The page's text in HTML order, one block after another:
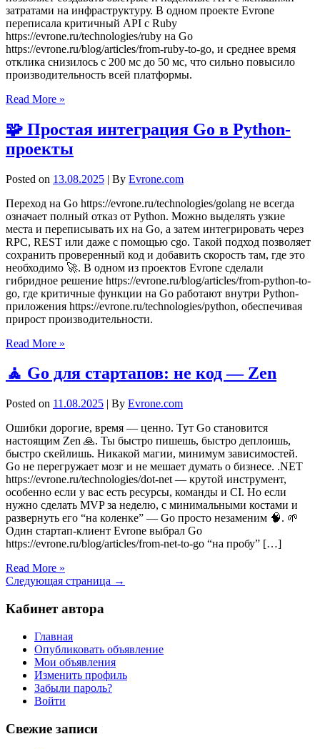
затратами на инфраструктуру. В одном проекте Evrone
переписала критичный API с Ruby
https://evrone.ru/technologies/ruby на Go
https://evrone.ru/blog/articles/from-ruby-to-go, и среднее время
отклика снизилось с 200 мс до 50 мс, что сильно повысило
производительность всей платформы.
Read More »
🧩 Простая интеграция Go в Python-
проекты
Posted on 13.08.2025 | By Evrone.com
Переход на Go https://evrone.ru/technologies/golang не всегда
означает полный отказ от Python. Можно выделять узкие
места и переписывать их на Go, а затем интегрировать через
RPC, REST или даже с помощью cgo. Такой подход позволяет
сохранить проверенный код и добавить скорость там, где это
необходимо 🚀. В одном из проектов Evrone сделали
гибридное решение https://evrone.ru/blog/articles/from-python-to-
go, где критичные функции на Go работают внутри Python-
приложения https://evrone.ru/technologies/python, обеспечивая
прирост производительности.
Read More »
🧘 Go для стартапов: не код — Zen
Posted on 11.08.2025 | By Evrone.com
Ошибки дорогие, время — ценно. Тут Go становится
настоящим Zen 🙏. Ты быстро пишешь, быстро деплоишь,
быстро скейлишь. Никакой магии, минимум зависимостей.
Go не перегружает мозг и не мешает думать о бизнесе. .NET
https://evrone.ru/technologies/dot-net — крутой инструмент,
особенно если у вас есть ресурсы, команды и CI. Но если
нужно сделать MVP за неделю, с минимальными костами и
развернуть его “на коленке” — Go просто незаменим 🧠. 🌱
Один стартап-клиент Evrone выбрал Go
https://evrone.ru/blog/articles/from-net-to-go “на пробу” […]
Read More »
Следующая страница →
Кабинет автора
Главная
Опубликовать объявление
Мои объявления
Изменить профиль
Забыли пароль?
Войти
Свежие записи